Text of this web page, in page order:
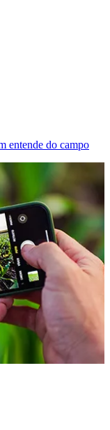
entende do campo